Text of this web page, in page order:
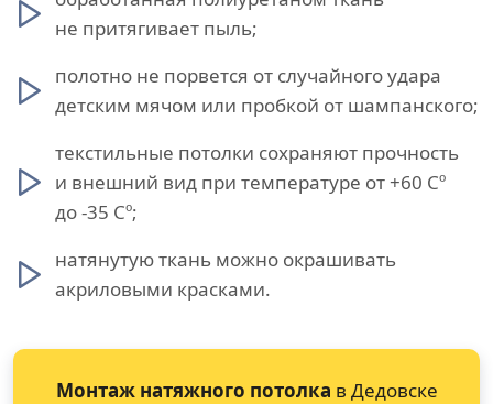
не притягивает пыль;
полотно не порвется от случайного удара
детским мячом или пробкой от шампанского;
текстильные потолки сохраняют прочность
и внешний вид при температуре от +60 Сº
до -35 Сº;
натянутую ткань можно окрашивать
акриловыми красками.
Монтаж натяжного потолка в Дедовске